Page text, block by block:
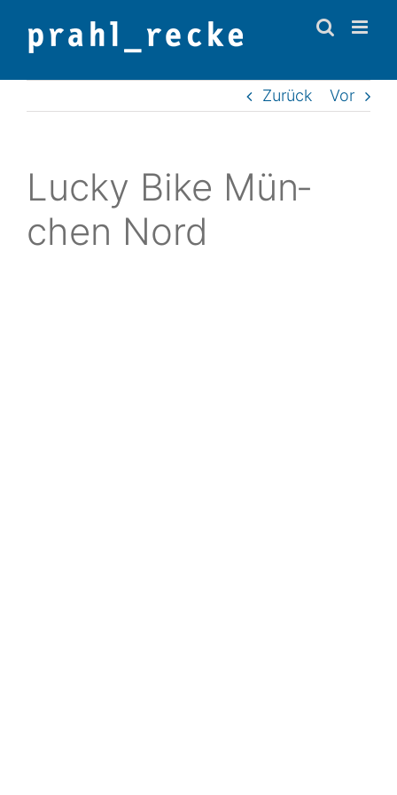
Inhalt
Zurück
Vor
Lucky Bike Mün­
chen Nord